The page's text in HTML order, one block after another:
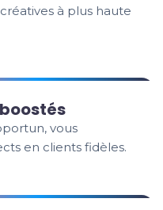
à plus haute
vous
en clients fidèles.